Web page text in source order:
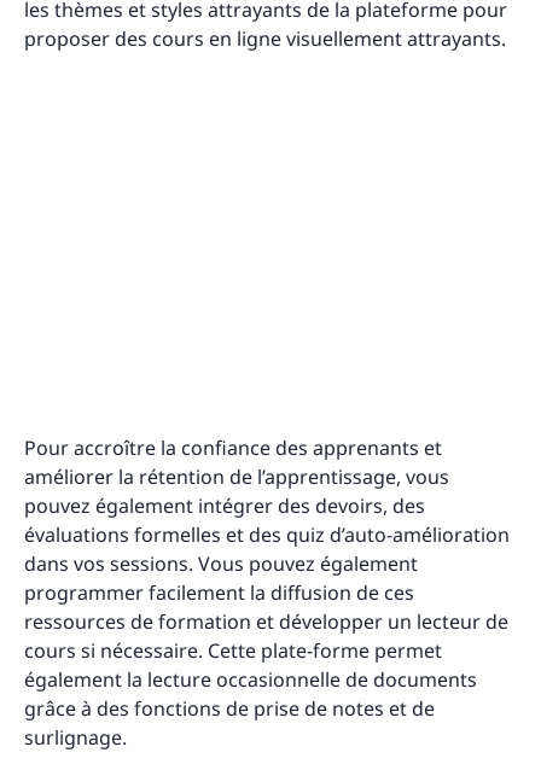
les thèmes et styles attrayants de la plateforme pour
proposer des cours en ligne visuellement attrayants.
Pour accroître la confiance des apprenants et
améliorer la rétention de l’apprentissage, vous
pouvez également intégrer des devoirs, des
évaluations formelles et des quiz d’auto-amélioration
dans vos sessions. Vous pouvez également
programmer facilement la diffusion de ces
ressources de formation et développer un lecteur de
cours si nécessaire. Cette plate-forme permet
également la lecture occasionnelle de documents
grâce à des fonctions de prise de notes et de
surlignage.